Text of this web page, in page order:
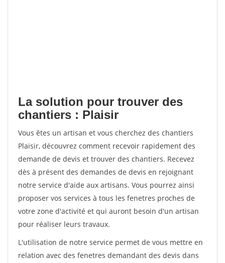
La solution pour trouver des
chantiers : Plaisir
Vous êtes un artisan et vous cherchez des chantiers
Plaisir, découvrez comment recevoir rapidement des
demande de devis et trouver des chantiers. Recevez
dès à présent des demandes de devis en rejoignant
notre service d'aide aux artisans. Vous pourrez ainsi
proposer vos services à tous les fenetres proches de
votre zone d'activité et qui auront besoin d'un artisan
pour réaliser leurs travaux.
L'utilisation de notre service permet de vous mettre en
relation avec des fenetres demandant des devis dans